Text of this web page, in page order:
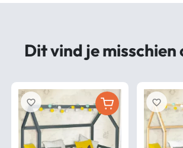
Dit vind je misschien
favorite_border favorite_border